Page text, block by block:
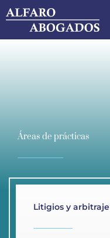
al
contenido
Áreas de prácticas
Litigios y arbitraje